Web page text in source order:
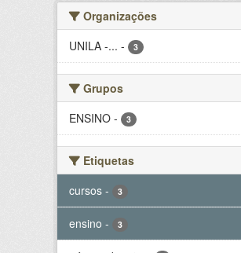
Organizações
UNILA -... - 3
Grupos
ENSINO - 3
Etiquetas
cursos - 3
ensino - 3